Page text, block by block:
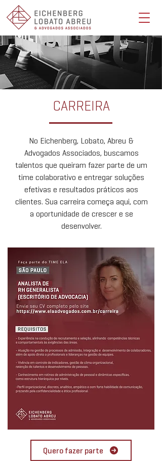
Eichenberg, Lobato, Abreu & Advogados Associados -
Advocacia Full Service
CARREIRA
No Eichenberg, Lobato, Abreu &
Advogados Associados, buscamos
talentos que queiram fazer parte de um
time colaborativo e entregar soluções
efetivas e resultados práticos aos
clientes. Sua carreira começa aqui, com
a oportunidade de crescer e se
desenvolver.
Quero fazer parte